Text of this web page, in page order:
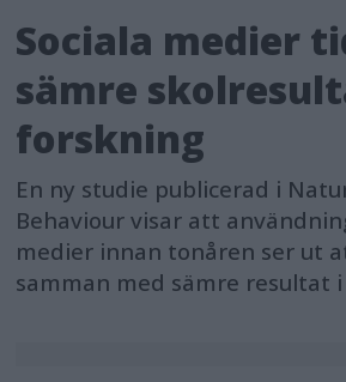
Sociala medier
sämre
forskning
En ny studie publicerad i
Behaviour visar att
medier innan tonåren ser ut
samman med sämre resultat i